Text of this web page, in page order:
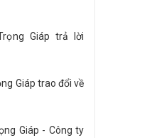
Giáp trả lời
Giáp trao đổi về
Giáp - Công ty